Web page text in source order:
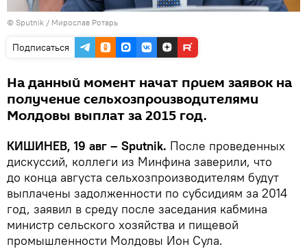
© Sputnik / Мирослав Ротарь
Подписаться
На данный момент начат прием заявок на
получение сельхозпроизводителями
Молдовы выплат за 2015 год.
КИШИНЕВ, 19 авг – Sputnik. После проведенных
дискуссий, коллеги из Минфина заверили, что
до конца августа сельхозпроизводителям будут
выплачены задолженности по субсидиям за 2014
год, заявил в среду после заседания кабмина
министр сельского хозяйства и пищевой
промышленности Молдовы Ион Сула.